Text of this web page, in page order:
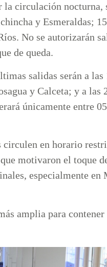
la circulación nocturna,
y Esmeraldas;
No se autorizarán
de queda.
salidas serán a
y Calceta; y a las
únicamente entre
circulen en horario
motivaron el toque
especialmente
amplia para